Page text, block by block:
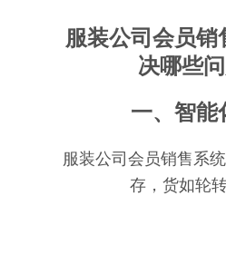
服装公司会员
决哪些
一、智能
服装公司会员销售系
存，货如轮